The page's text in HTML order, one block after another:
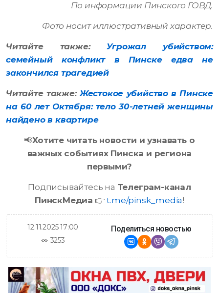
По информации Пинского ГОВД.
Фото носит иллюстративный характер.
Читайте также:Угрожал убийством:
семейный конфликт в Пинске едва не
закончился трагедией
Читайте также:Жестокое убийство в Пинске
на 60 лет Октября: тело 30-летней женщины
найдено в квартире
📢Хотите читать новости и узнавать о
важных событиях Пинска и региона
первыми?
Подписывайтесь на Телеграм-канал
ПинскМедиа 👉t.me/pinsk_media!
12.11.2025 17:00
3253
Поделиться новостью